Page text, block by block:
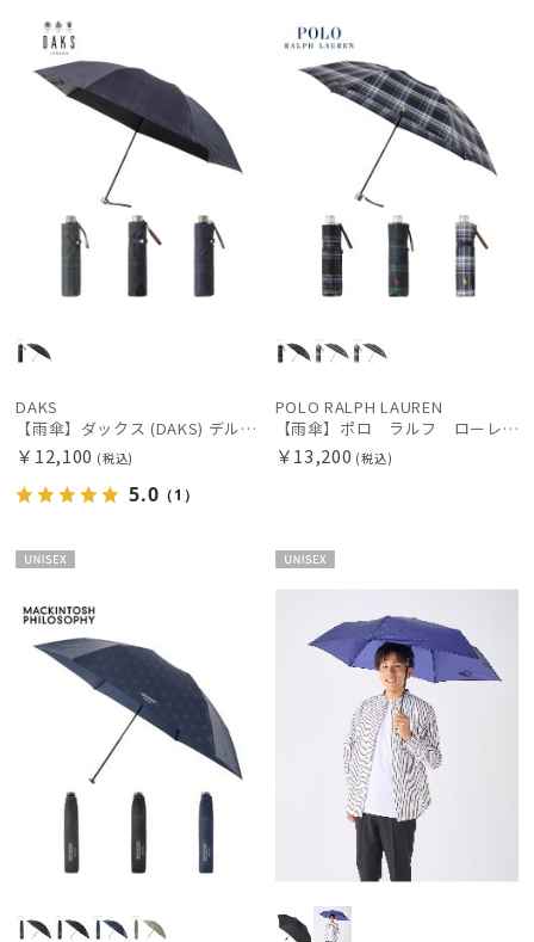
DAKS
【雨傘】ダックス (DAKS) デルタプリント遮光ラミネート チェック 折りたたみ傘 遮熱遮光 耐風傘 ゲリラ豪雨対応傘
￥12,100 (税込)
5.0 （1）
POLO RALPH LAUREN
【雨傘】ポロ ラルフ ローレン (POLO RALPH LAUREN) 先染めチェック 折りたたみ傘 メンズ
￥13,200 (税込)
X